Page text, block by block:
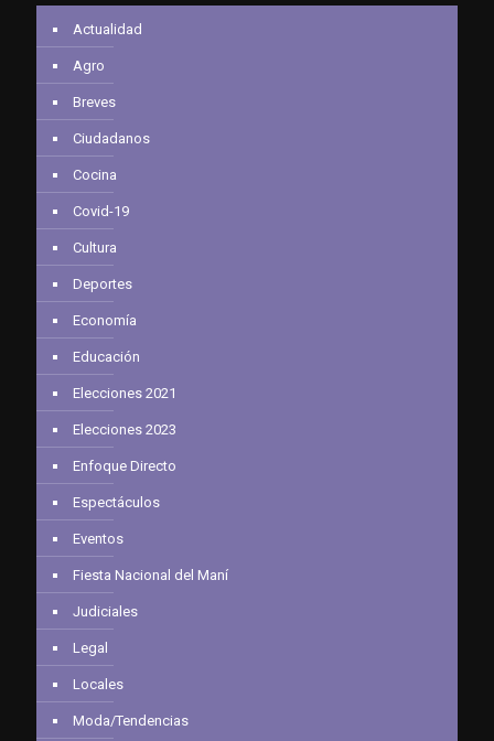
Actualidad
Agro
Breves
Ciudadanos
Cocina
Covid-19
Cultura
Deportes
Economía
Educación
Elecciones 2021
Elecciones 2023
Enfoque Directo
Espectáculos
Eventos
Fiesta Nacional del Maní
Judiciales
Legal
Locales
Moda/Tendencias